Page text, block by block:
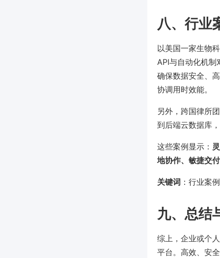
八、行业
以美国一家生物
API与自动化机
确保数据安全、
协调用时效能。
另外，跨国律所
到后端云数据库
这些案例显示：
地协作、敏捷交
关键词 ：行业案
九、总结
综上，企业或个
平台。高效、安